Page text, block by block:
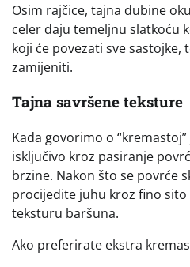
Osim rajčice, tajna dubine
celer daju temeljnu slatkoću
koji će povezati sve
zamijeniti.
Tajna savršene teksture
Kada govorimo o
isključivo kroz pasiranje
brzine. Nakon što se povrće
procijedite juhu kroz fino sito
teksturu baršuna.
Ako preferirate ekstra